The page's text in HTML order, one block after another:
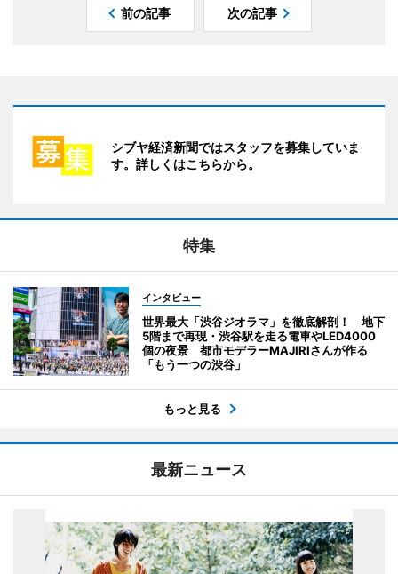
前の記事 次の記事
シブヤ経済新聞ではスタッフを募集していま
す。詳しくはこちらから。
特集
インタビュー
世界最大「渋谷ジオラマ」を徹底解剖！ 地下
5階まで再現・渋谷駅を走る電車やLED4000
個の夜景 都市モデラーMAJIRIさんが作る
「もう一つの渋谷」
もっと見る
最新ニュース